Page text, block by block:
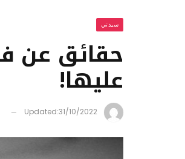
سيدتي
حقائق عن
عليها!
Updated:31/10/2022